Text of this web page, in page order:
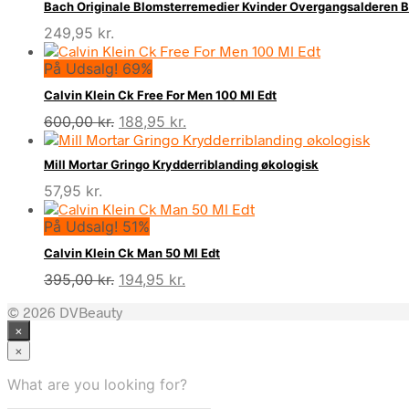
Bach Originale Blomsterremedier Kvinder Overgangsalderen
249,95 kr.
På Udsalg! 69%
Calvin Klein Ck Free For Men 100 Ml Edt
600,00kr. Den
oprindelige
pris
var:
188,95 kr.
aktuelle
pris
er:
Mill Mortar Gringo Krydderriblanding økologisk
57,95 kr.
På Udsalg! 51%
Calvin Klein Ck Man 50 Ml Edt
395,00kr. Den
pris
194,95 kr.
© 2026 DVBeauty
×
×
What are you looking for?